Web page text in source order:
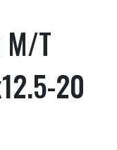
T
20